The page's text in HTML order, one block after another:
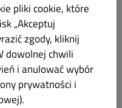
odr/main/index.cfm
pliki cookie, które
„Akceptuj
zgody, kliknij
dowolnej chwili
i anulować wybór
prywatności i